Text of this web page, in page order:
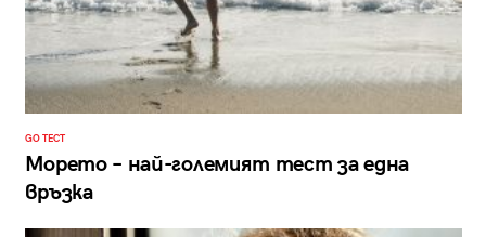
GO ТЕСТ
Морето – най-големият тест за една
връзка